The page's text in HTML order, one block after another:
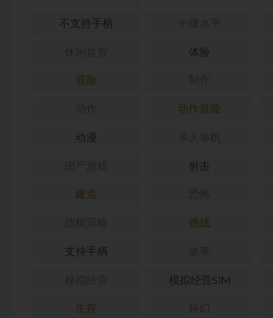
不支持手柄
体验
冒险
动作冒险
动漫
射击
建造
挑战
支持手柄
模拟经营SIM
生存